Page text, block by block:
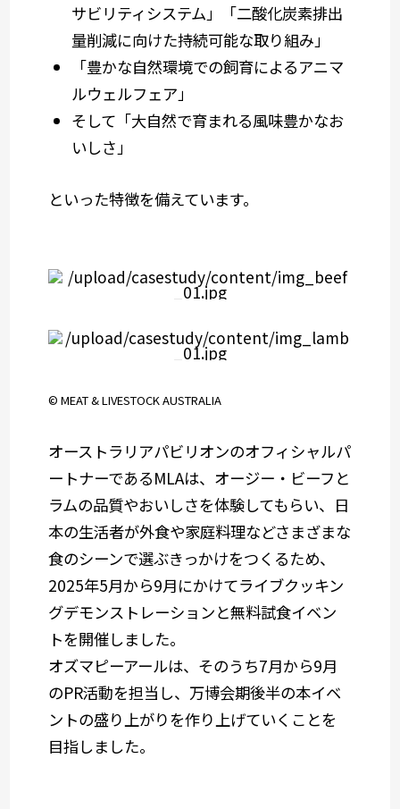
サビリティシステム」「二酸化炭素排出
量削減に向けた持続可能な取り組み」
「豊かな自然環境での飼育によるアニマ
ルウェルフェア」
そして「大自然で育まれる風味豊かなお
いしさ」
といった特徴を備えています。
© MEAT & LIVESTOCK AUSTRALIA
オーストラリアパビリオンのオフィシャルパ
ートナーであるMLAは、オージー・ビーフと
ラムの品質やおいしさを体験してもらい、日
本の生活者が外食や家庭料理などさまざまな
食のシーンで選ぶきっかけをつくるため、
2025年5月から9月にかけてライブクッキン
グデモンストレーションと無料試食イベン
トを開催しました。
オズマピーアールは、そのうち7月から9月
のPR活動を担当し、万博会期後半の本イベ
ントの盛り上がりを作り上げていくことを
目指しました。